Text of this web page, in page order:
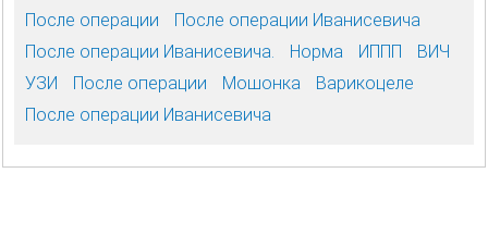
После операции
После операции Иванисевича
После операции Иванисевича.
Норма ИППП
ВИЧ
УЗИ
После операции Мошонка
Варикоцеле
После операции Иванисевича